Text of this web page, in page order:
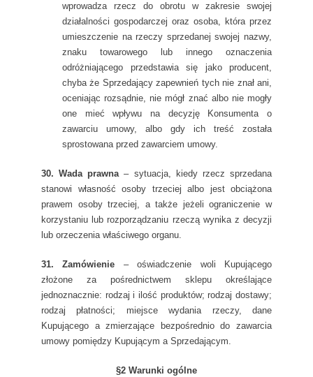
wprowadza rzecz do obrotu w zakresie swojej
działalności gospodarczej oraz osoba, która przez
umieszczenie na rzeczy sprzedanej swojej nazwy,
znaku towarowego lub innego oznaczenia
odróżniającego przedstawia się jako producent,
chyba że Sprzedający zapewnień tych nie znał ani,
oceniając rozsądnie, nie mógł znać albo nie mogły
one mieć wpływu na decyzję Konsumenta o
zawarciu umowy, albo gdy ich treść została
sprostowana przed zawarciem umowy.
30. Wada prawna– sytuacja, kiedy rzecz sprzedana
stanowi własność osoby trzeciej albo jest obciążona
prawem osoby trzeciej, a także jeżeli ograniczenie w
korzystaniu lub rozporządzaniu rzeczą wynika z decyzji
lub orzeczenia właściwego organu.
31. Zamówienie – oświadczenie woli Kupującego
złożone za pośrednictwem sklepu określające
jednoznacznie: rodzaj i ilość produktów; rodzaj dostawy;
rodzaj płatności; miejsce wydania rzeczy, dane
Kupującego a zmierzające bezpośrednio do zawarcia
umowy pomiędzy Kupującym a Sprzedającym.
§2 Warunki ogólne